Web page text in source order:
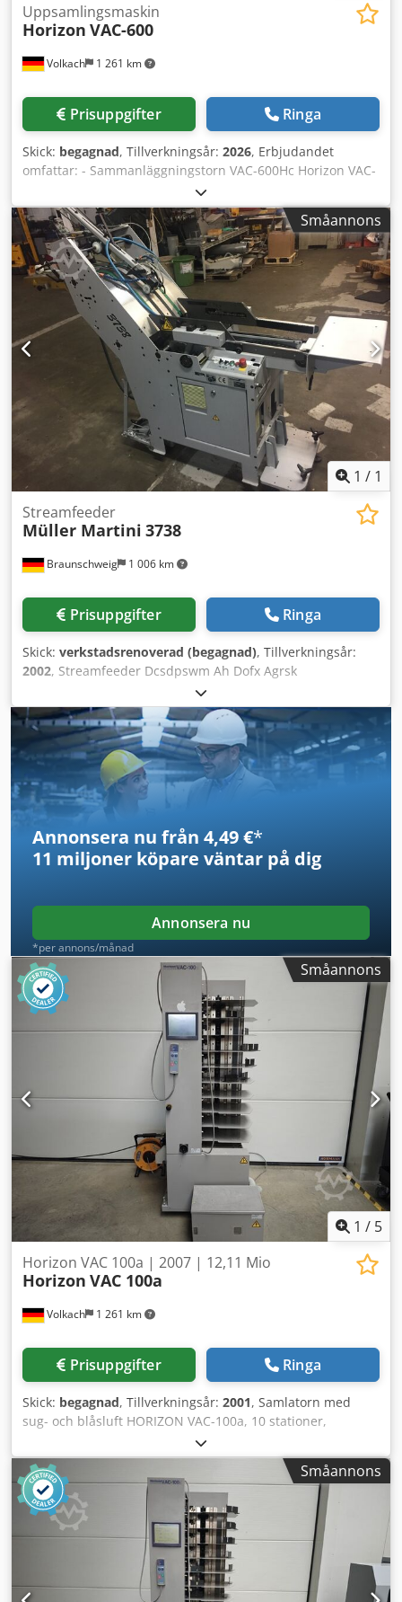
Volkach 1 261 km
Uppsamlingsmaskin
Horizon VAC-600
Prisuppgifter Ringa
Skick: begagnad, Tillverkningsår: 2026, Erbjudandet
omfattar: - Sammanläggningstorn VAC-600Hc Horizon VAC-
600Hc Sammanläggningstorn - Teknik:
Pekskärmsfärgdisplay - Modell: Sammanläggningstorn -
Fack: 6 - Felövervakning: Övervakning av felladdning,
dubbelladdning och pappersstopp - Minnesmöjligheter: 9
minnesplatser för upprepningsuppdrag - Utbyggbarhet:
upp till 6 sorterare (36 fack) - Fjärrkontroll: trådlös
Program: - Dubbelcykel (nonstopdrift) - Inläggning (enkel
och dubbel) - Broschyrprogram - Blockprogram - Selektiv
sortering Dcodjzhulzjpfx Agrsk - Arkformat: max. 500 × 350
mm; min. 148 × 120 mm - Papperstjocklek: 40–350 g/m² -
Inmatningshöjd: 130 mm/fack - Produktionshastighet: max.
9 500 cykler/h - Strömförsörjning: 230 V; 10,6 A – 2,3 W -
Mått: 810 × 652 × 1 961 mm - Vikt: vardera 324 kg Vi kan
även organisera följande för er: Förpackning, lastning,
transport (sjö- eller flygfrakt) inklusive tullklarering.
Småannons
1 / 1
Braunschweig 1 006 km
Streamfeeder
Müller Martini 3738
Prisuppgifter Ringa
Skick: verkstadsrenoverad (begagnad), Tillverkningsår:
2002, Streamfeeder Dcsdpswm Ah Dofx Agrsk
Annonsera nu från 4,49 €*
11 miljoner köpare väntar på dig
Annonsera nu
*per annons/månad
Småannons
1 / 5
Volkach 1 261 km
Horizon VAC 100a | 2007 | 12,11 Mio
Horizon VAC 100a
Prisuppgifter Ringa
Skick: begagnad, Tillverkningsår: 2001, Samlatorn med
sug- och blåsluft HORIZON VAC-100a, 10 stationer,
begagnad Särskilda egenskaper - Effektiv och pålitlig:
Horizon VAC-100a är utformad för krävande miljöer och
säkerställer att dina samlingsarbeten utförs snabbt och
effektivt - Touch & Work: Tack vare 'Touch & Work'-
teknologin är VAC-100a enkel och intuitiv att använda -
Minne: Maskinen har 9 programmerbara minnesplatser
för återkommande jobb, vilket sparar tid och arbete -
Noggrannhet och precision: Slipp felladdningar, dubbelark
och stopp. VAC-100a erbjuder felkontroller som garanterar
Småannons